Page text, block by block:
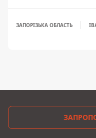
ЗАПОРІЗЬКА ОБЛАСТЬ